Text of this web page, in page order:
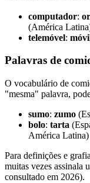
computador:
(América
telemóvel:
Palavras de
O vocabulário de
"mesma" palavra,
sumo: zumo
bolo: tarta
América Latina)
Para definições e
muitas vezes
consultado em 2026).